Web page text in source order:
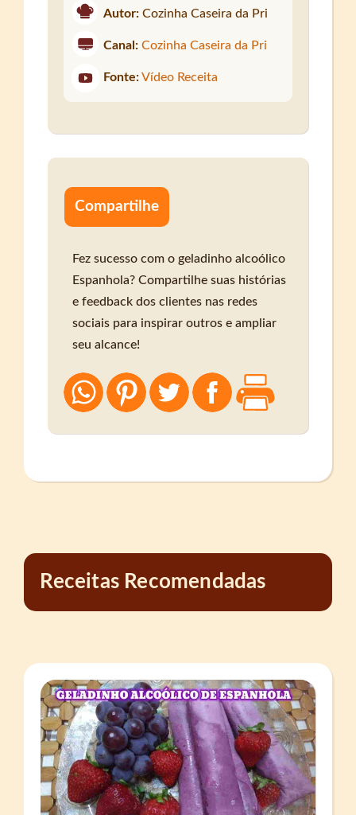
Autor: Cozinha Caseira da Pri
Canal: Cozinha Caseira da Pri
Fonte: Vídeo Receita
Compartilhe
Fez sucesso com o geladinho alcoólico
Espanhola? Compartilhe suas histórias
e feedback dos clientes nas redes
sociais para inspirar outros e ampliar
seu alcance!
Receitas Recomendadas